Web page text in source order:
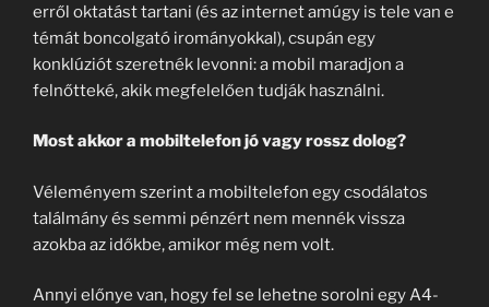
erről oktatást tartani (és az internet amúgy is tele van e
témát boncolgató irományokkal), csupán egy
konklúziót szeretnék levonni: a mobil maradjon a
felnőtteké, akik megfelelően tudják használni.
Most akkor a mobiltelefon jó vagy rossz dolog?
Véleményem szerint a mobiltelefon egy csodálatos
találmány és semmi pénzért nem mennék vissza
azokba az időkbe, amikor még nem volt.
Annyi előnye van, hogy fel se lehetne sorolni egy A4-